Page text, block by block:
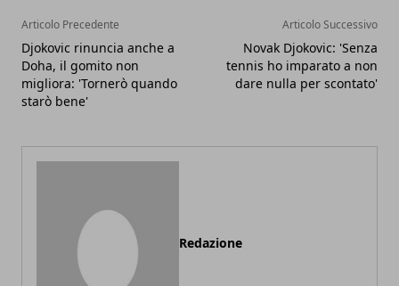
Articolo Precedente
Djokovic rinuncia anche a
Doha, il gomito non
migliora: 'Tornerò quando
starò bene'
Articolo Successivo
Novak Djokovic: 'Senza
tennis ho imparato a non
dare nulla per scontato'
Redazione